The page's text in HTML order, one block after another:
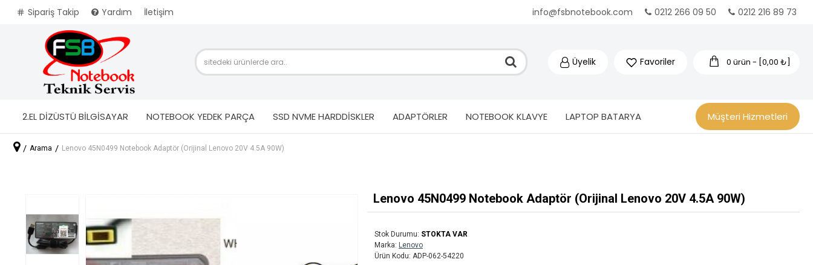
Sipariş Takip Yardım İletişim info@fsbnotebook.com 0212 266 09 50 0212 216 89 73
Üyelik Favoriler 0 ürün - [0,00 ₺]
2.EL DİZÜSTÜ BİLGİSAYAR NOTEBOOK YEDEK PARÇA SSD NVME HARDDİSKLER ADAPTÖRLER NOTEBOOK KLAVYE LAPTOP BATARYA Müşteri Hizmetleri
Arama Lenovo 45N0499 Notebook Adaptör (Orijinal Lenovo 20V 4.5A 90W)
Lenovo 45N0499 Notebook Adaptör (Orijinal Lenovo 20V 4.5A 90W)
Stok Durumu: STOKTA VAR
Marka: Lenovo
Ürün Kodu: ADP-062-54220